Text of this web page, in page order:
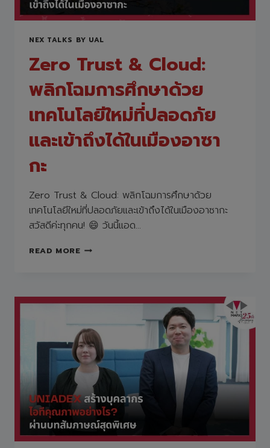
NEX TALKS BY UAL
Zero Trust & Cloud:
พลิกโฉมการศึกษาด้วย
เทคโนโลยีใหม่ที่ปลอดภัย
และเข้าถึงได้ในเมืองอาซา
กะ
Zero Trust & Cloud: พลิกโฉมการศึกษาด้วย
เทคโนโลยีใหม่ที่ปลอดภัยและเข้าถึงได้ในเมืองอาซากะ
สวัสดีค่ะทุกคน! 😄 วันนี้แอด…
READ MOREZERO
พลิก
ศึกษา
ด้วย
เทคโนโลยี
ใหม่
ปลอดภัย
และ
เข้า
ถึง
ได้